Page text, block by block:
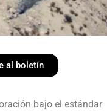
al boletín
bajo el estándar